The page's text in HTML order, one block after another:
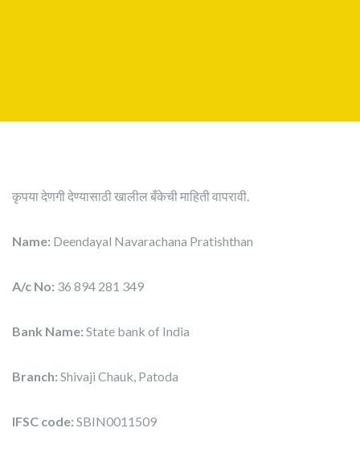
कृपया देणगी देण्यासाठी खालील बँकेची माहिती वापरावी.
Name: Deendayal Navarachana Pratishthan
A/c No: 36 894 281 349
Bank Name: State bank of India
Branch: Shivaji Chauk, Patoda
IFSC code: SBIN0011509